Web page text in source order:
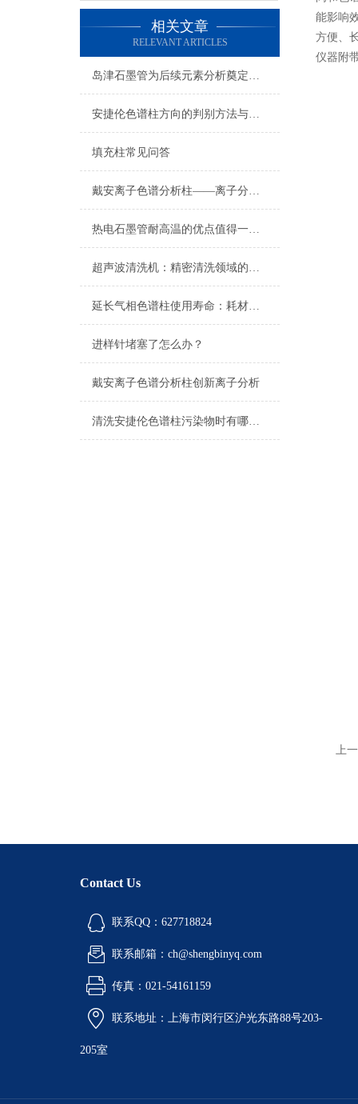
相关文章
RELEVANT ARTICLES
岛津石墨管为后续元素分析奠定基础
安捷伦色谱柱方向的判别方法与重要性
填充柱常见问答
戴安离子色谱分析柱——离子分离的“核心色谱心脏”
热电石墨管耐高温的优点值得一提！
超声波清洗机：精密清洗领域的静音能手
延长气相色谱柱使用寿命：耗材维护与保养技巧
进样针堵塞了怎么办？
戴安离子色谱分析柱创新离子分析
清洗安捷伦色谱柱污染物时有哪几种方法？
能影响
方便、
仪器附
上
Contact Us
联系QQ：627718824
联系邮箱：ch@shengbinyq.com
传真：021-54161159
联系地址：上海市闵行区沪光东路88号203-
205室